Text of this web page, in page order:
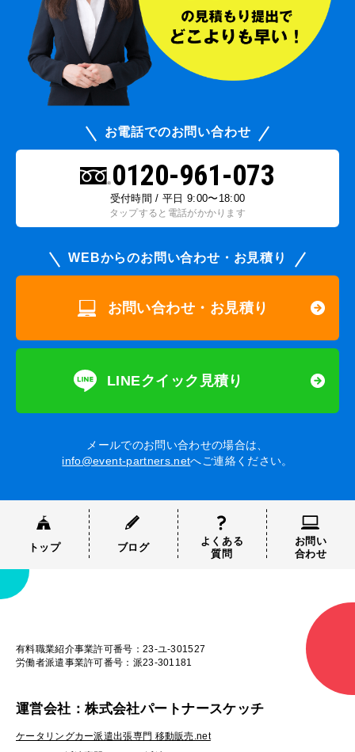
お電話でのお問い合わせ
0120-961-073
受付時間 / 平日 9:00〜18:00
タップすると電話がかかります
WEBからのお問い合わせ・お見積り
お問い合わせ・お見積り
LINEクイック見積り
メールでのお問い合わせの場合は、
info@event-partners.netへご連絡ください。
トップ ブログ
よくある
質問
お問い
合わせ
有料職業紹介事業許可番号：23-ユ-301527
労働者派遣事業許可番号：派23-301181
運営会社：株式会社パートナースケッチ
ケータリングカー派遣出張専門 移動販売.net